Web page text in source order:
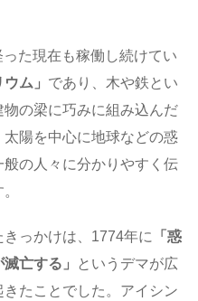
た現在も稼働し続けてい
ム」 であり、木や鉄とい
の梁に巧みに組み込んだ
陽を中心に地球などの惑
の人々に分かりやすく伝
っかけは、1774年に
「惑
亡する」
というデマが広
たことでした。アイシン